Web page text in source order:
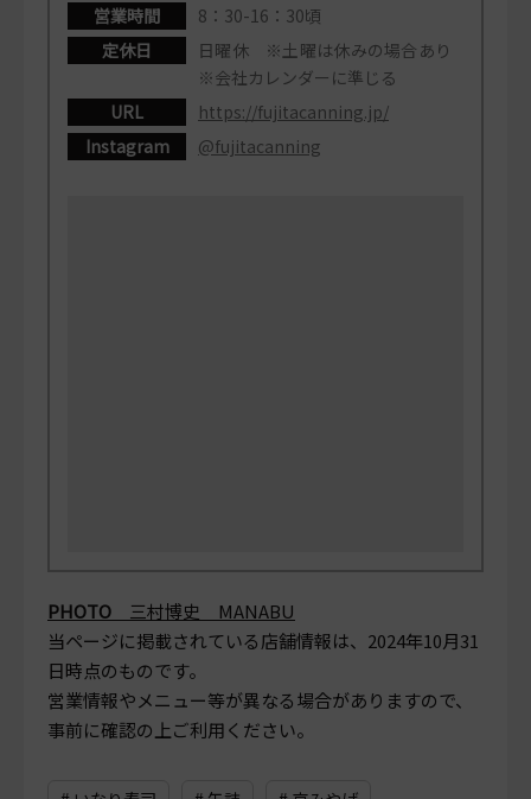
営業時間
8：30-16：30頃
定休日
日曜休 ※土曜は休みの場合あり
※会社カレンダーに準じる
URL
https://fujitacanning.jp/
Instagram
@fujitacanning
PHOTO 三村博史 MANABU
当ページに掲載されている店舗情報は、 2024年10月31
日時点のものです。
営業情報やメニュー等が異なる場合がありますので、
事前に確認の上ご利用ください。